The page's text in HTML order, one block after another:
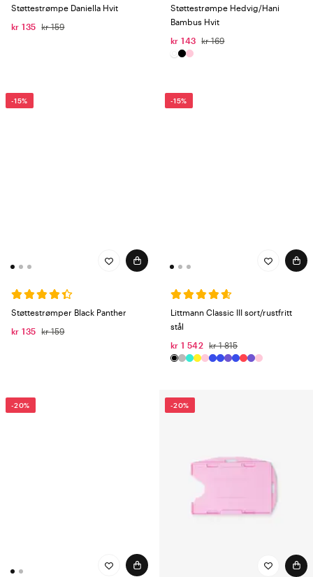
Støttestrømpe Daniella Hvit
kr 135
kr 159
Støttestrømpe Hedvig/Hani
Bambus Hvit
kr 143
kr 169
-15%
Støttestrømper Black Panther
kr 135
kr 159
-15%
Littmann Classic III sort/rustfritt
stål
kr 1 542 kr 1 815
-20% -20%